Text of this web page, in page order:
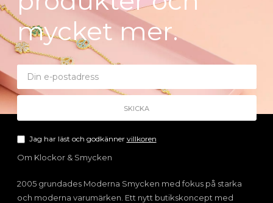
mycket mer.
Jag har läst och godkänner villkoren
Om Klockor & Smycken
2005 grundades Moderna Smycken med fokus på starka
och moderna varumärken. Ett nytt butikskoncept med